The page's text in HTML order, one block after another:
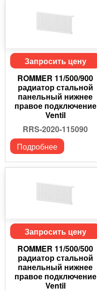
Запросить цену
ROMMER 11/500/900
радиатор стальной
панельный нижнее
правое подключение
Ventil
RRS-2020-115090
Подробнее
Запросить цену
ROMMER 11/500/500
радиатор стальной
панельный нижнее
правое подключение
Ventil